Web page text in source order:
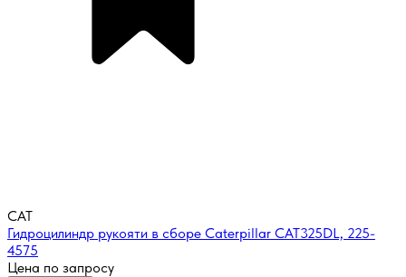
CAT
Гидроцилиндр рукояти в сборе Caterpillar CAT325DL, 225-
4575
Цена по запросу